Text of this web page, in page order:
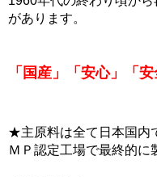
があります。
「国産」「安心」「安
★主原料は全て日本国内
ＭＰ認定工場で最終的に